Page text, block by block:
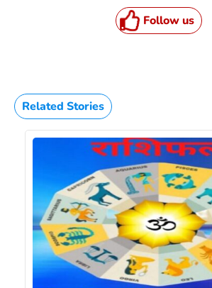
Follow us
Related Stories